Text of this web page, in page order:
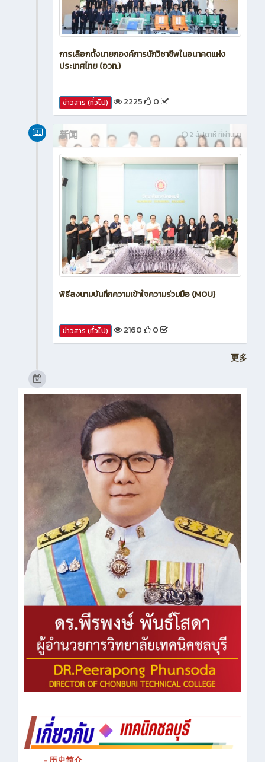
การเลือกตั้งนายกองค์การนักวิชาชีพในอนาคตแห่ง
ประเทศไทย (อวท.)
ข่าวสาร (ทั่วไป) 2225 0
2 สัปดาห์ ที่ผ่านมา
新闻
พิธีลงนามบันทึกความเข้าใจความร่วมมือ (MOU)
ข่าวสาร (ทั่วไป) 2160 0
更多